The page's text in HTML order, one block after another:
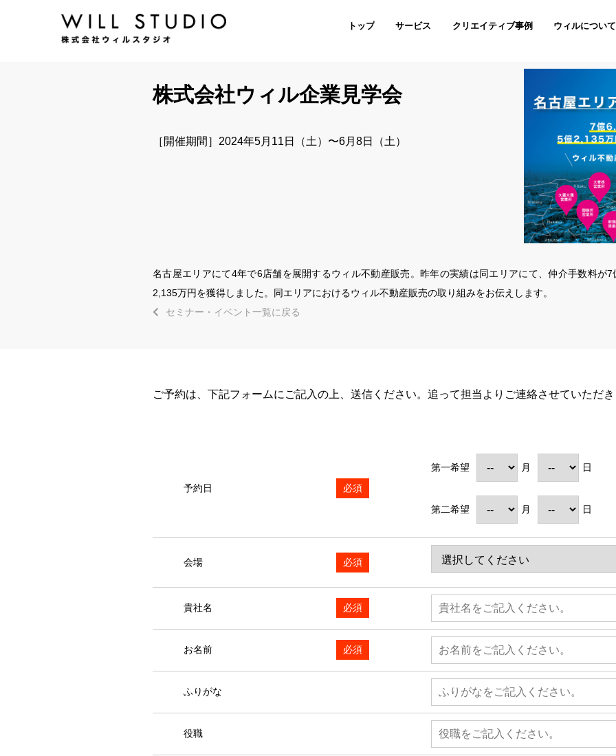
トップ サービス クリエイティブ事例 ウィルについて
株式会社ウィル企業見学会
［開催期間］2024年5月11日（土）〜6月8日（土）
名古屋エリアにて4年で6店舗を展開するウィル不動産販売。昨年の実績は同エリアにて、仲介手数料が
2,135万円を獲得しました。同エリアにおけるウィル不動産販売の取り組みをお伝えします。
セミナー・イベント一覧に戻る
ご予約は、下記フォームにご記入の上、送信ください。追って担当よりご連絡させていただ
予約日 必須
第一希望 月 日
第二希望 月 日
会場 必須
貴社名 必須
お名前 必須
ふりがな
役職